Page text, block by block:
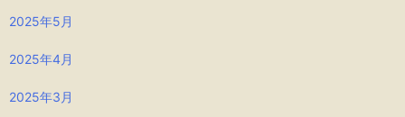
2025年5月
2025年4月
2025年3月